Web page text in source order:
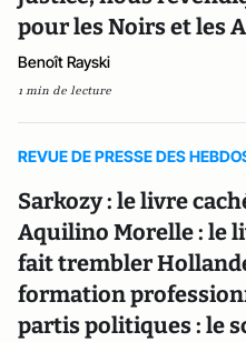
pour les Noirs et les
Benoît Rayski
1 min de lecture
REVUE DE PRESSE DES
Sarkozy : le livre
Aquilino Morelle : le
fait trembler
formation
partis politiques : le